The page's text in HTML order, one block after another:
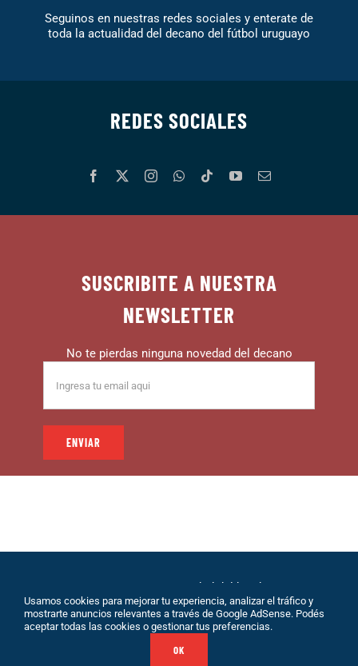
Seguinos en nuestras redes sociales y enterate de
toda la actualidad del decano del fútbol uruguayo
REDES SOCIALES
SUSCRIBITE A NUESTRA
NEWSLETTER
No te pierdas ninguna novedad del decano
© 1999 – DECANO – La comunidad del hincha |
Desarrollo: Eolio |Políticas de Privacidad|Sobre
Nosotros|Terminos de Servicio|Contacto
Usamos cookies para mejorar tu experiencia, analizar el tráfico y
mostrarte anuncios relevantes a través de Google AdSense. Podés
aceptar todas las cookies o gestionar tus preferencias.
OK